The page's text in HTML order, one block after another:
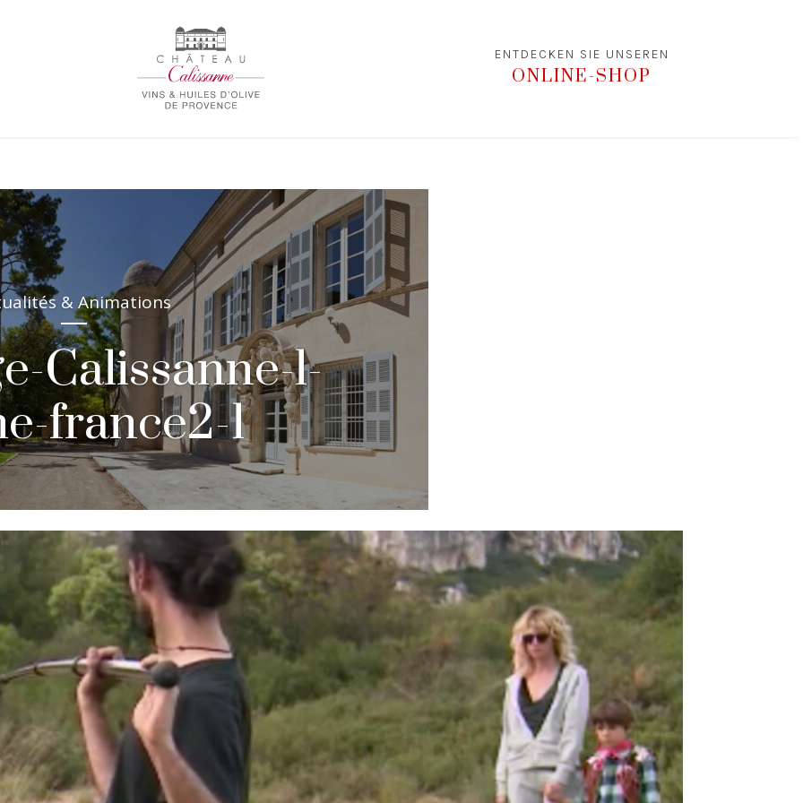
ENTDECKEN SIE UNSEREN
ONLINE-SHOP
& Animations
Calissanne-l-
france2-1